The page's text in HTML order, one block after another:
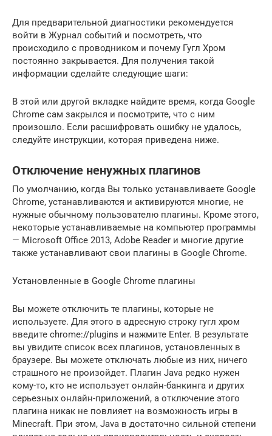
Для предварительной диагностики рекомендуется
войти в Журнал событий и посмотреть, что
происходило с проводником и почему Гугл Хром
постоянно закрывается. Для получения такой
информации сделайте следующие шаги:
В этой или другой вкладке найдите время, когда Google
Chrome сам закрылся и посмотрите, что с ним
произошло. Если расшифровать ошибку не удалось,
следуйте инструкции, которая приведена ниже.
Отключение ненужных плагинов
По умолчанию, когда Вы только устанавливаете Google
Chrome, устанавливаются и активируются многие, не
нужные обычному пользователю плагины. Кроме этого,
некоторые устанавливаемые на компьютер программы
— Microsoft Office 2013, Adobe Reader и многие другие
также устанавливают свои плагины в Google Chrome.
Установленные в Google Chrome плагины
Вы можете отключить те плагины, которые не
используете. Для этого в адресную строку гугл хром
введите chrome://plugins и нажмите Enter. В результате
вы увидите список всех плагинов, установленных в
браузере. Вы можете отключать любые из них, ничего
страшного не произойдет. Плагин Java редко нужен
кому-то, кто не использует онлайн-банкинга и других
серьезных онлайн-приложений, а отключение этого
плагина никак не повлияет на возможность игры в
Minecraft. При этом, Java в достаточно сильной степени